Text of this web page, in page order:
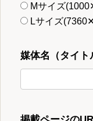
Mサイズ
Lサイズ
媒体名（タイト